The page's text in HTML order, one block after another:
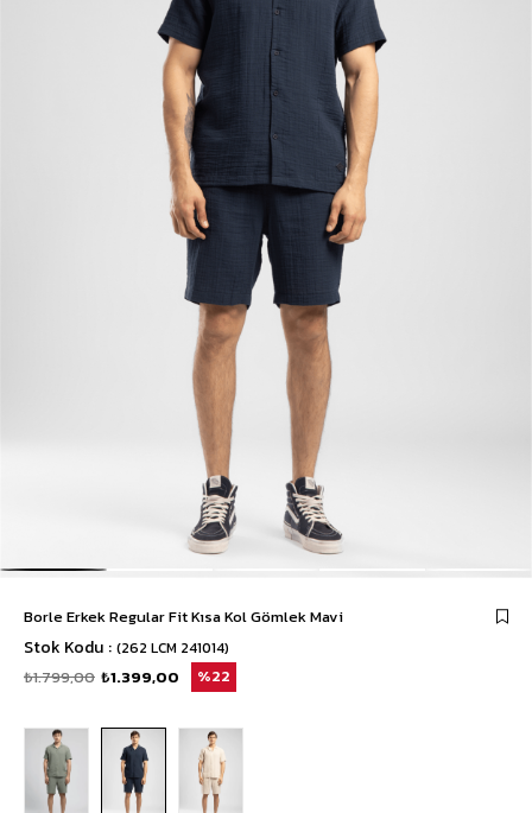
Borle Erkek Regular Fit Kısa Kol Gömlek Mavi
Stok Kodu (262 LCM 241014)
₺1.799,00 ₺1.399,00 22